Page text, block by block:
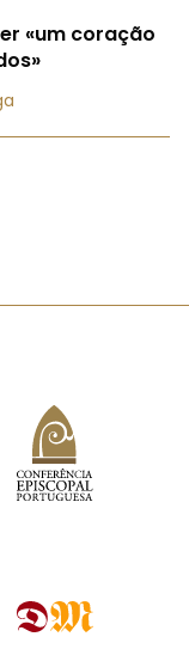
«um coração